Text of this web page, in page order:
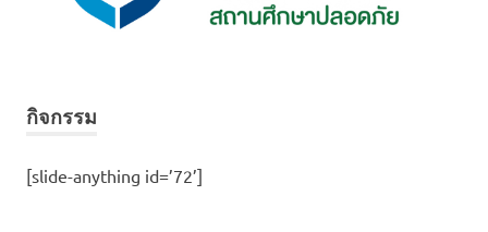
กิจกรรม
[slide-anything id=’72’]